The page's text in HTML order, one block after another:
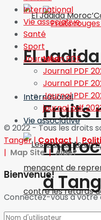
El
International
Vie associative
Fruits
à
International
Vie associative
Santé
Sport
Journal en PDF
Journal PDF
Journal PDF
Journal PDF
journal pdf
© 2022 - Tous les droits
Tanger |Contact |
| Map Site|Aide?
Bienvenue!
Connectez-vous à